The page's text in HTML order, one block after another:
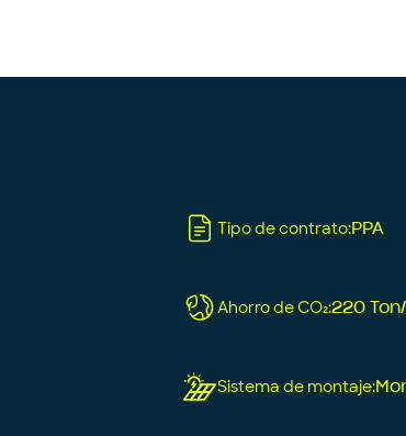
Tipo de contrato:PPA
Ahorro de CO₂:220
Sistema de montaje: